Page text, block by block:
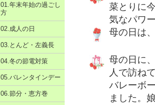
菜とりに
気なパワ
母の日は
母の日に
人で訪ね
バレーボ
ました。
01.年末年始の過ごし
方
02.成人の日
03.とんど・左義長
04.冬の節電対策
05.バレンタインデー
06.節分・恵方巻